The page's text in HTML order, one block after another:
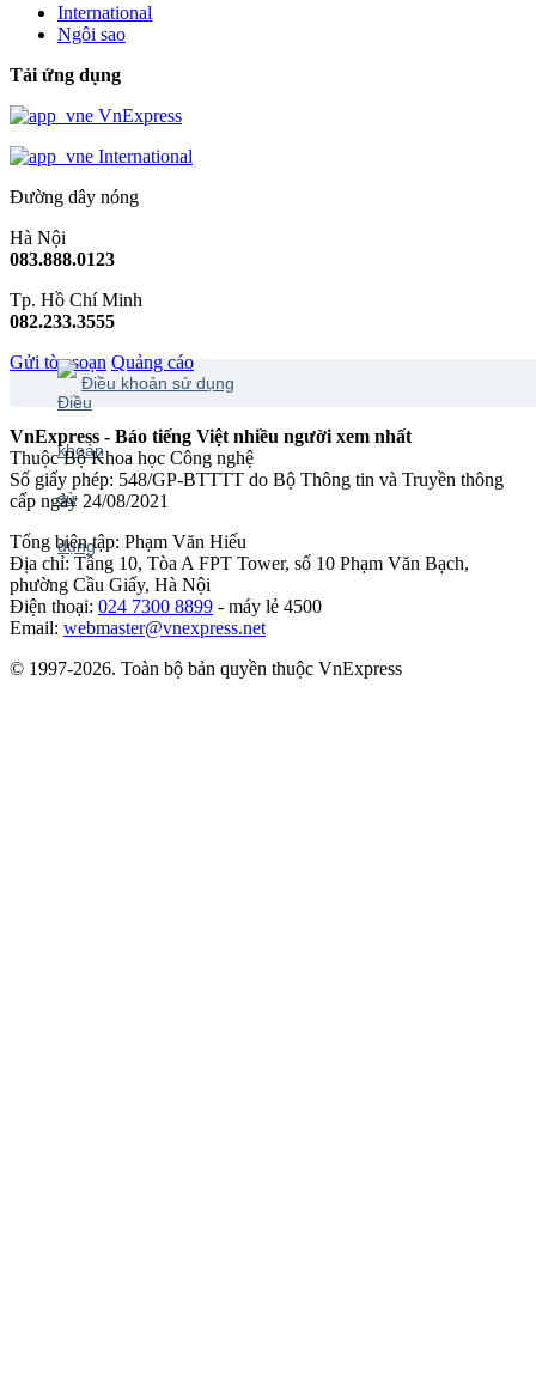
International
Ngôi sao
Tải ứng dụng
VnExpress
International
Đường dây nóng
Hà Nội
083.888.0123
Tp. Hồ Chí Minh
082.233.3555
Gửi tòa soạn Quảng cáo
Điều khoản sử dụng
VnExpress - Báo tiếng Việt nhiều người xem nhất
Thuộc Bộ Khoa học Công nghệ
Số giấy phép: 548/GP-BTTTT do Bộ Thông tin và Truyền thông
cấp ngày 24/08/2021
Tổng biên tập: Phạm Văn Hiếu
Địa chỉ: Tầng 10, Tòa A FPT Tower, số 10 Phạm Văn Bạch,
phường Cầu Giấy, Hà Nội
Điện thoại: 024 7300 8899 - máy lẻ 4500
Email: webmaster@vnexpress.net
© 1997-2026. Toàn bộ bản quyền thuộc VnExpress